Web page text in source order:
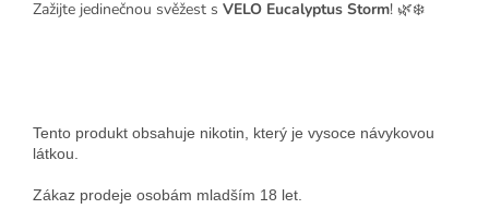
Zažijte jedinečnou svěžest s VELO Eucalyptus Storm! 🌿❄️
Tento produkt obsahuje nikotin, který je vysoce návykovou
látkou.
Zákaz prodeje osobám mladším 18 let.